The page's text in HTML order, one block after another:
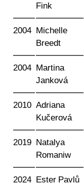
Fink
2004
Michelle
Breedt
2004
Martina
Janková
2010 Adriana
Kučerová
2019
Natalya
Romaniw
2024 Ester Pavlů